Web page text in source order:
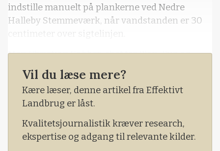
indstille manuelt på plankerne ved Nedre
Halleby Stemmeværk, når vandstanden er 30
centimeter over sigtelinjen.
Men Christian Sabber, chef for Plan, Byg og
Miljø i kommunen, fortæller dog, at han godt
forstår frustrationen blandt de berørte
landmænd, som har marker nær Tissø og
Bøstrup Å.
- Jeg forst&ar
Vil du læse mere?
Kære læser, denne artikel fra Effektivt
Landbrug er låst.
Kvalitetsjournalistik kræver research,
ekspertise og adgang til relevante kilder.